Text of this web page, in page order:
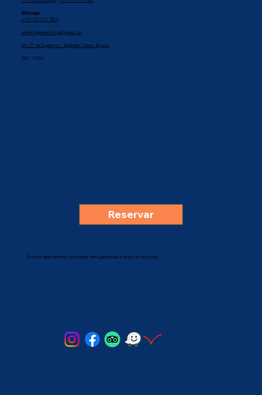
Whatsapp
(+57) 311 273 7863
hotelrefugioranchotota@gmail.com
Km. 21 vía Sogamoso - Aquitania. Cuitiva, Boyacá.
RNT 11204
Reservar
Reserva directamente con la mejor tarifa garantizada e incluye el desayuno.